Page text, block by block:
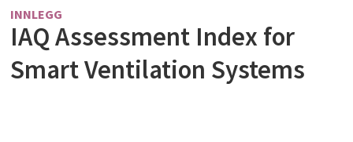
INNLEGG
IAQ Assessment Index for
Smart Ventilation Systems